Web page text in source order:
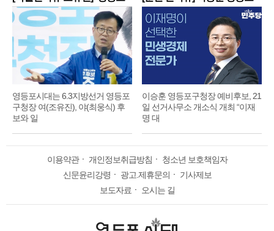
구
영등포시대는 6.3지방선거 영등포
구청장 여(조유진), 야(최웅식) 후
보와 일
구
이승훈 영등포구청장 예비후보, 21
일 선거사무소 개소식 개최 “이재
명 대
이용약관ㆍ 개인정보취급방침 ㆍ 청소년 보호책임자
신문윤리강령 ㆍ 광고.제휴문의 ㆍ 기사제보
보도자료ㆍ 오시는 길